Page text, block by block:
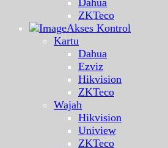
ZKTeco
Akses Kontrol
Kartu
Dahua
Ezviz
Hikvision
ZKTeco
Wajah
Hikvision
Uniview
ZKTeco